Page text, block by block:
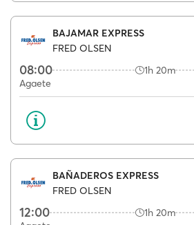
BAJAMAR EXPRESS
FRED OLSEN
08:00 1h 20m
Agaete
BAÑADEROS EXPRESS
FRED OLSEN
12:00 1h 20m